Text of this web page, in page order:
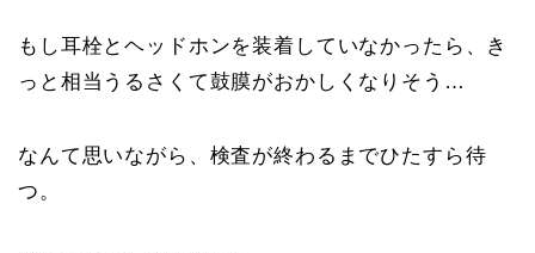
もし耳栓とヘッドホンを装着していなかったら、き
っと相当うるさくて鼓膜がおかしくなりそう…
なんて思いながら、検査が終わるまでひたすら待
つ。